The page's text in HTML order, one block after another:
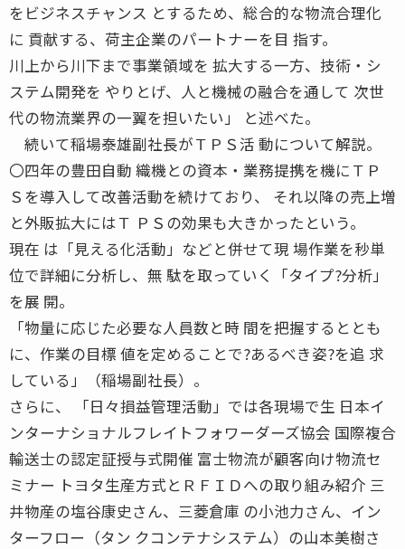
をビジネスチャンス とするため、総合的な物流合理化
に 貢献する、荷主企業のパートナーを目 指す。
川上から川下まで事業領域を 拡大する一方、技術・シ
ステム開発を やりとげ、人と機械の融合を通して 次世
代の物流業界の一翼を担いたい」 と述べた。
続いて稲場泰雄副社長がＴＰＳ活 動について解説。
〇四年の豊田自動 織機との資本・業務提携を機にＴＰ
Ｓを導入して改善活動を続けており、 それ以降の売上増
と外販拡大にはＴ ＰＳの効果も大きかったという。
現在 は「見える化活動」などと併せて現 場作業を秒単
位で詳細に分析し、無 駄を取っていく「タイプ?分析」
を展 開。
「物量に応じた必要な人員数と時 間を把握するととも
に、作業の目標 値を定めることで?あるべき姿?を追 求
している」（稲場副社長）。
さらに、 「日々損益管理活動」では各現場で生 日本イ
ンターナショナルフレイトフォワーダーズ協会 国際複合
輸送士の認定証授与式開催 富士物流が顧客向け物流セ
ミナー トヨタ生産方式とＲＦＩＤへの取り組み紹介 三
井物産の塩谷康史さん、三菱倉庫 の小池力さん、イン
ターフロー（タン クコンテナシステム）の山本美樹さ